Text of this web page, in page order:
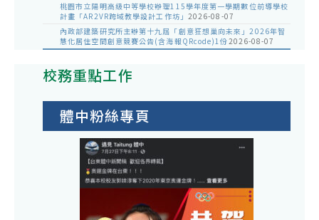
桃園市立陽明高級中等學校辦理115學年度第一學期數位前導學校
計畫「AR2VR跨域教學設計工作坊」 2026-08-07
內政部建築研究所主辦第十九屆「創意狂想巢向未來」2026年智
慧化居住空間創意競賽公告(含海報QRcode)1份2026-08-07
校務重點工作
體中粉絲專頁